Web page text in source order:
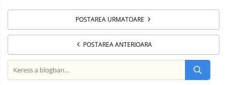
POSTAREA URMATOARE
POSTAREA ANTERIOARA